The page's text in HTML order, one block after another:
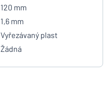
120 mm
1,6 mm
Vyřezávaný plast
Žádná